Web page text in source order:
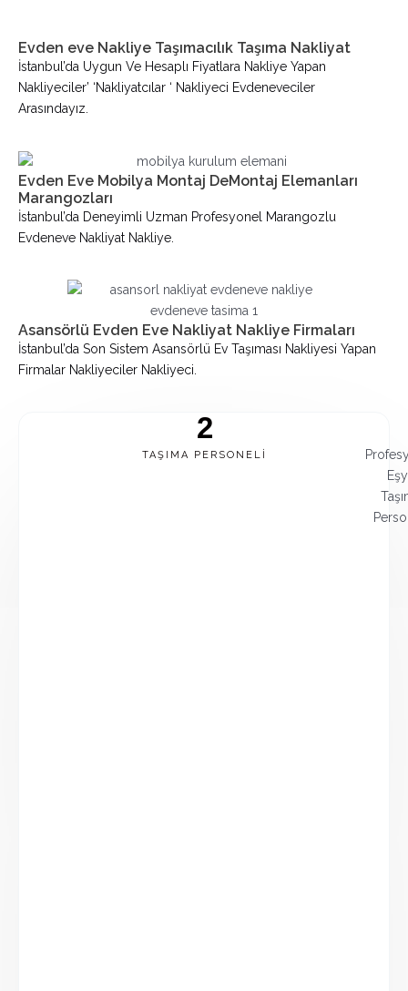
Evden eve Nakliye Taşımacılık Taşıma Nakliyat
İstanbul’da Uygun Ve Hesaplı Fiyatlara Nakliye Yapan
Nakliyeciler’ ‘nakliyatcılar ‘ Nakliyeci Evdeneveciler
Arasındayız.
Evden Eve Mobilya Montaj DeMontaj Elemanları
Marangozları
İstanbul’da Deneyimli Uzman Profesyonel Marangozlu
Evdeneve Nakliyat Nakliye.
Asansörlü Evden Eve Nakliyat Nakliye Firmaları
İstanbul’da Son Sistem Asansörlü Ev Taşıması Nakliyesi Yapan
Firmalar Nakliyeciler Nakliyeci.
TAŞIMA PERSONELI
2